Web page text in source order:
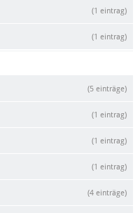
(1 eintrag)
(1 eintrag)
(5 einträge)
(1 eintrag)
(1 eintrag)
(1 eintrag)
(4 einträge)